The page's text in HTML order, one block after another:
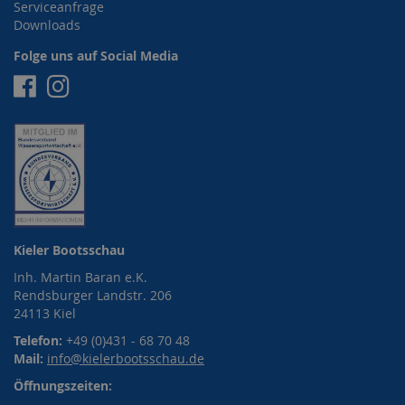
Serviceanfrage
Downloads
Folge uns auf Social Media
Facebook
Instagram
Kieler Bootsschau
Inh. Martin Baran e.K.
Rendsburger Landstr. 206
24113 Kiel
Telefon: +49 (0)431 - 68 70 48
Mail: info@kielerbootsschau.de
Öffnungszeiten: